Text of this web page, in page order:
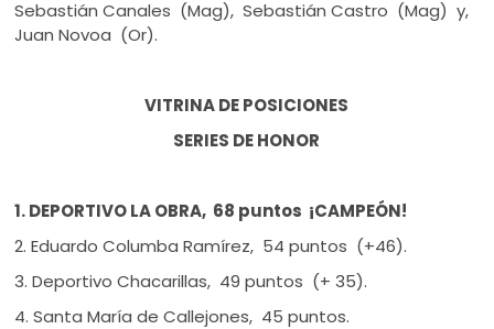
Sebastián Canales (Mag), Sebastián Castro (Mag) y,
Juan Novoa (Or).
VITRINA DE POSICIONES
SERIES DE HONOR
1. DEPORTIVO LA OBRA, 68 puntos ¡CAMPEÓN!
2. Eduardo Columba Ramírez, 54 puntos (+46).
3. Deportivo Chacarillas, 49 puntos (+ 35).
4. Santa María de Callejones, 45 puntos.